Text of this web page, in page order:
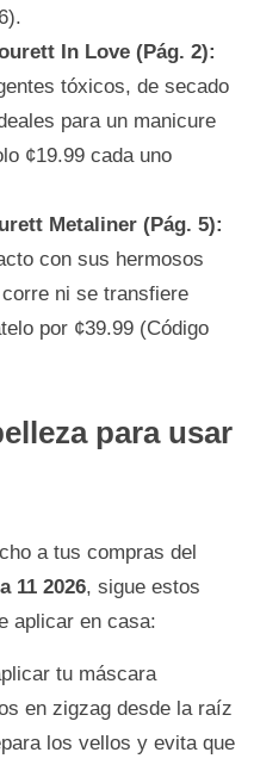
In Love (Pág. 2):
tóxicos, de secado
para un manicure
¢19.99 cada uno
Metaliner (Pág. 5):
con sus hermosos
ni se transfiere
por ¢39.99 (Código
para usar
a tus compras del
11 2026, sigue estos
aplicar en casa:
tu máscara
en zigzag desde la raíz
los vellos y evita que